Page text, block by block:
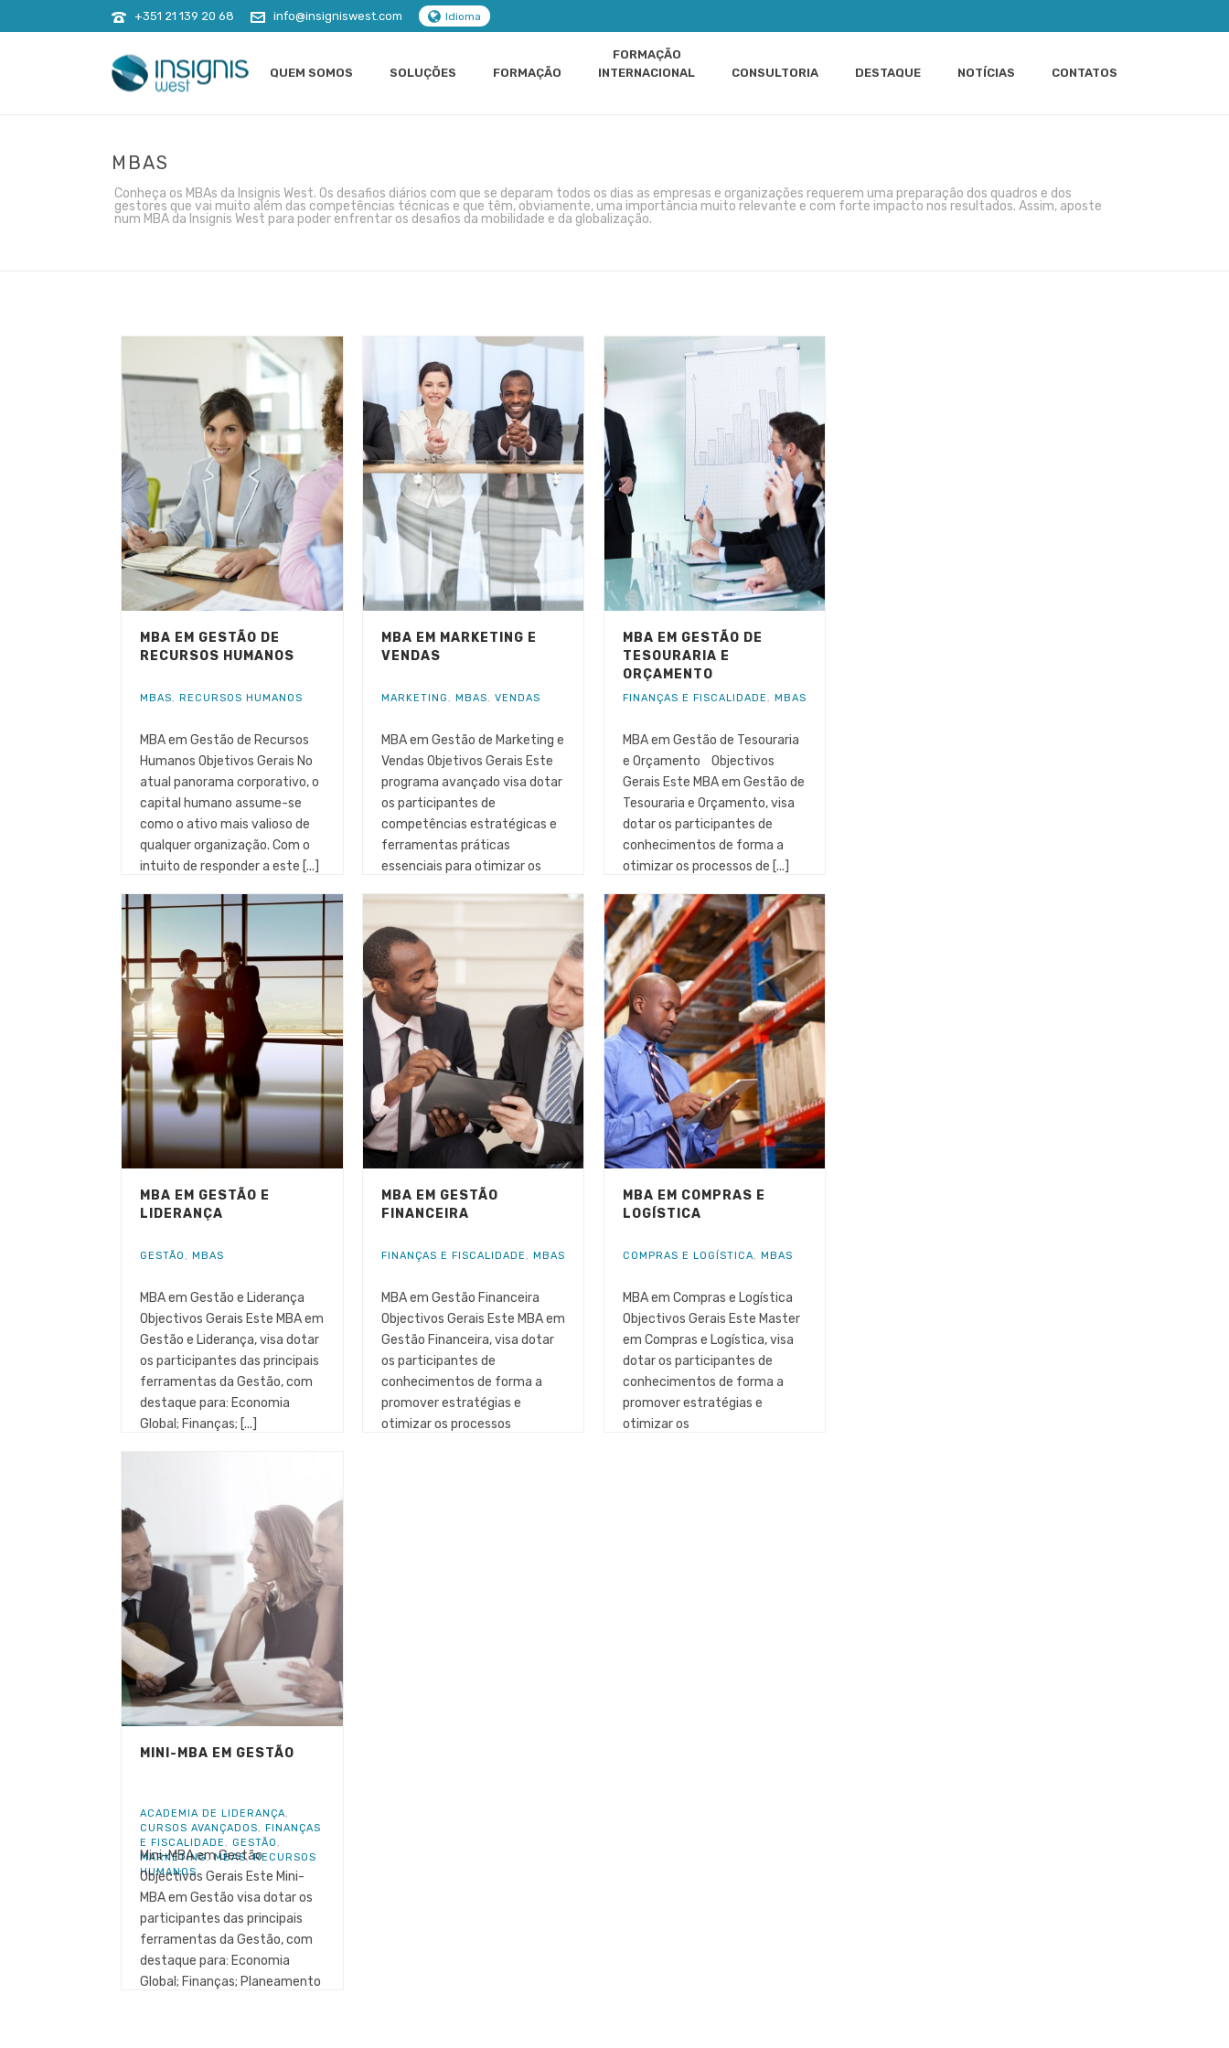
+351 21 139 20 68 info@insigniswest.com Idioma
QUEM SOMOS SOLUÇÕES FORMAÇÃO
FORMAÇÃO
INTERNACIONAL
CONSULTORIA DESTAQUE NOTÍCIAS CONTATOS
MBAS
Conheça os MBAs da Insignis West. Os desafios diários com que se deparam todos os dias as empresas e organizações requerem uma preparação dos quadros e dos
gestores que vai muito além das competências técnicas e que têm, obviamente, uma importância muito relevante e com forte impacto nos resultados. Assim, aposte
num MBA da Insignis West para poder enfrentar os desafios da mobilidade e da globalização.
MBA EM GESTÃO DE
RECURSOS HUMANOS
MBAS, RECURSOS HUMANOS
MBA em Gestão de Recursos
Humanos Objetivos Gerais No
atual panorama corporativo, o
capital humano assume-se
como o ativo mais valioso de
qualquer organização. Com o
intuito de responder a este [...]
MBA EM MARKETING E
VENDAS
MARKETING , MBAS, VENDAS
MBA em Gestão de Marketing e
Vendas Objetivos Gerais Este
programa avançado visa dotar
os participantes de
competências estratégicas e
ferramentas práticas
essenciais para otimizar os
MBA EM GESTÃO DE
TESOURARIA E
ORÇAMENTO
FINANÇAS E FISCALIDADE , MBAS
MBA em Gestão de Tesouraria
e Orçamento Objectivos
Gerais Este MBA em Gestão de
Tesouraria e Orçamento, visa
dotar os participantes de
conhecimentos de forma a
otimizar os processos de [...]
MBA EM GESTÃO E
LIDERANÇA
GESTÃO , MBAS
MBA em Gestão e Liderança
Objectivos Gerais Este MBA em
Gestão e Liderança, visa dotar
os participantes das principais
ferramentas da Gestão, com
destaque para: Economia
Global; Finanças; [...]
MBA EM GESTÃO
FINANCEIRA
FINANÇAS E FISCALIDADE , MBAS
MBA em Gestão Financeira
Objectivos Gerais Este MBA em
Gestão Financeira, visa dotar
os participantes de
conhecimentos de forma a
promover estratégias e
otimizar os processos
MBA EM COMPRAS E
LOGÍSTICA
COMPRAS E LOGÍSTICA, MBAS
MBA em Compras e Logística
Objectivos Gerais Este Master
em Compras e Logística, visa
dotar os participantes de
conhecimentos de forma a
promover estratégias e
otimizar os
MINI-MBA EM GESTÃO
ACADEMIA DE LIDERANÇA,
CURSOS AVANÇADOS, FINANÇAS
E FISCALIDADE , GESTÃO ,
MARKETING,MBAS,RECURSOS
HUMANOS
Mini-MBA em Gestão
Objectivos Gerais Este Mini-
MBA em Gestão visa dotar os
participantes das principais
ferramentas da Gestão, com
destaque para: Economia
Global; Finanças; Planeamento